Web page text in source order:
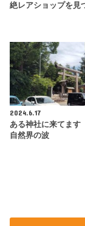
絶レアショップを見
2024.6.17
ある神社に来てま
自然界の波